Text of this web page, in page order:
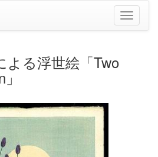
ナ
ビ
よる浮世絵「Two